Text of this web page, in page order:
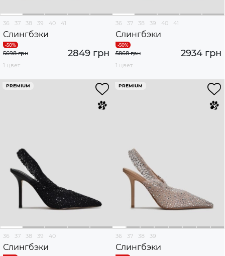
36 37 38 39 40 41
Слингбэки
2849 грн
5698 грн
1 цвет
36 37 38 39 40 41
Слингбэки
2934 грн
5868 грн
1 цвет
PREMIUM
36 37 38 39 40
Слингбэки
PREMIUM
36 37 38 39
Слингбэки